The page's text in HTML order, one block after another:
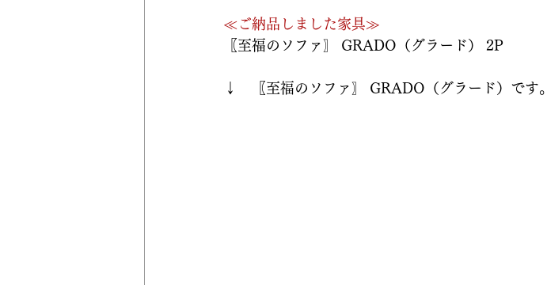
≪ご納品しました家具≫
〖至福のソファ〗 GRADO（グラード） 2P
↓　〖至福のソファ〗 GRADO（グラード）です。